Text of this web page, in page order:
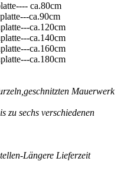
ca.80cm
ca.90cm
ca.120cm
ca.140cm
ca.160cm
ca.180cm
Mauerwerk
zu sechs verschiedenen
Längere Lieferzeit